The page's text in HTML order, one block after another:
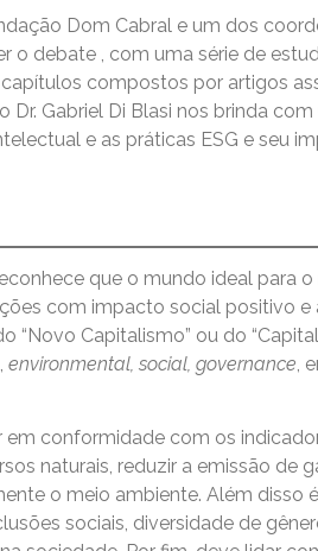
Dom Cabral e um dos
o debate , com uma série de
compostos por artigos
Gabriel Di Blasi nos brinda
e as práticas ESG e seu
que o mundo ideal para
com impacto social positivo e
“Novo Capitalismo” ou do
environmental, social, governance,
conformidade com os
naturais, reduzir a emissão de
o meio ambiente. Além disso
sociais, diversidade de